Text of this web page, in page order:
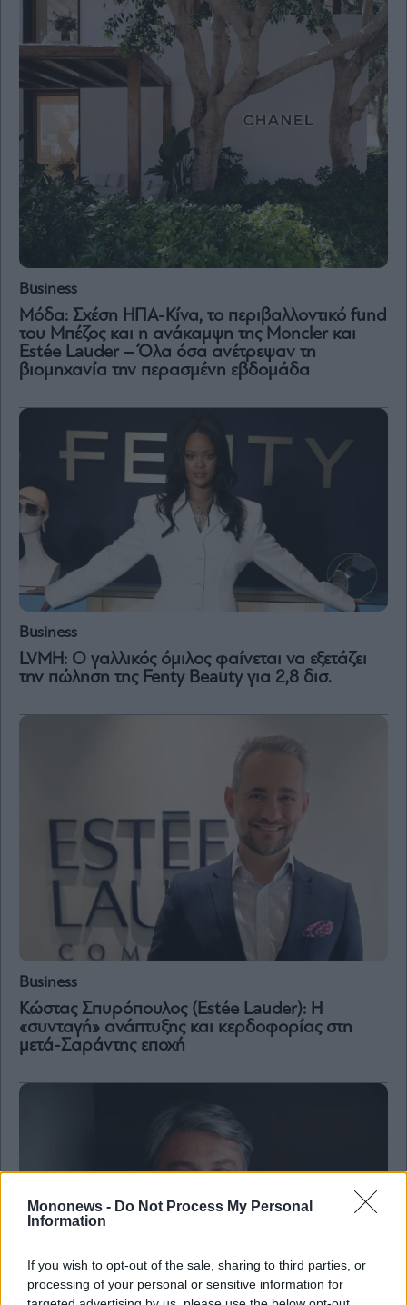
Mononews - Do Not Process My Personal
Information
If you wish to opt-out of the sale, sharing to third parties, or
processing of your personal or sensitive information for
Business
Μόδα: Σχέση ΗΠΑ-Κίνα, το περιβαλλοντικό fund
του Μπέζος και η ανάκαμψη της Moncler και
Estée Lauder – Όλα όσα ανέτρεψαν τη
βιομηχανία την περασμένη εβδομάδα
Business
LVMH: Ο γαλλικός όμιλος φαίνεται να εξετάζει
την πώληση της Fenty Beauty για 2,8 δισ.
Business
Κώστας Σπυρόπουλος (Estée Lauder): Η
«συνταγή» ανάπτυξης και κερδοφορίας στη
μετά-Σαράντης εποχή